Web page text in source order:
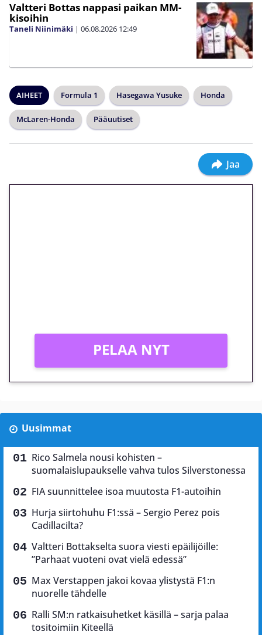
Valtteri Bottas nappasi paikan MM-
kisoihin
Taneli Niinimäki | 06.08.2026 12:49
AIHEET Formula 1 Hasegawa Yusuke Honda
McLaren-Honda Pääuutiset
Jaa
PELAA NYT
Uusimmat
Rico Salmela nousi kohisten –
suomalaislupaukselle vahva tulos Silverstonessa
FIA suunnittelee isoa muutosta F1-autoihin
Hurja siirtohuhu F1:ssä – Sergio Perez pois
Cadillacilta?
Valtteri Bottakselta suora viesti epäilijöille:
”Parhaat vuoteni ovat vielä edessä”
Max Verstappen jakoi kovaa ylistystä F1:n
nuorelle tähdelle
Ralli SM:n ratkaisuhetket käsillä – sarja palaa
tositoimiin Kiteellä